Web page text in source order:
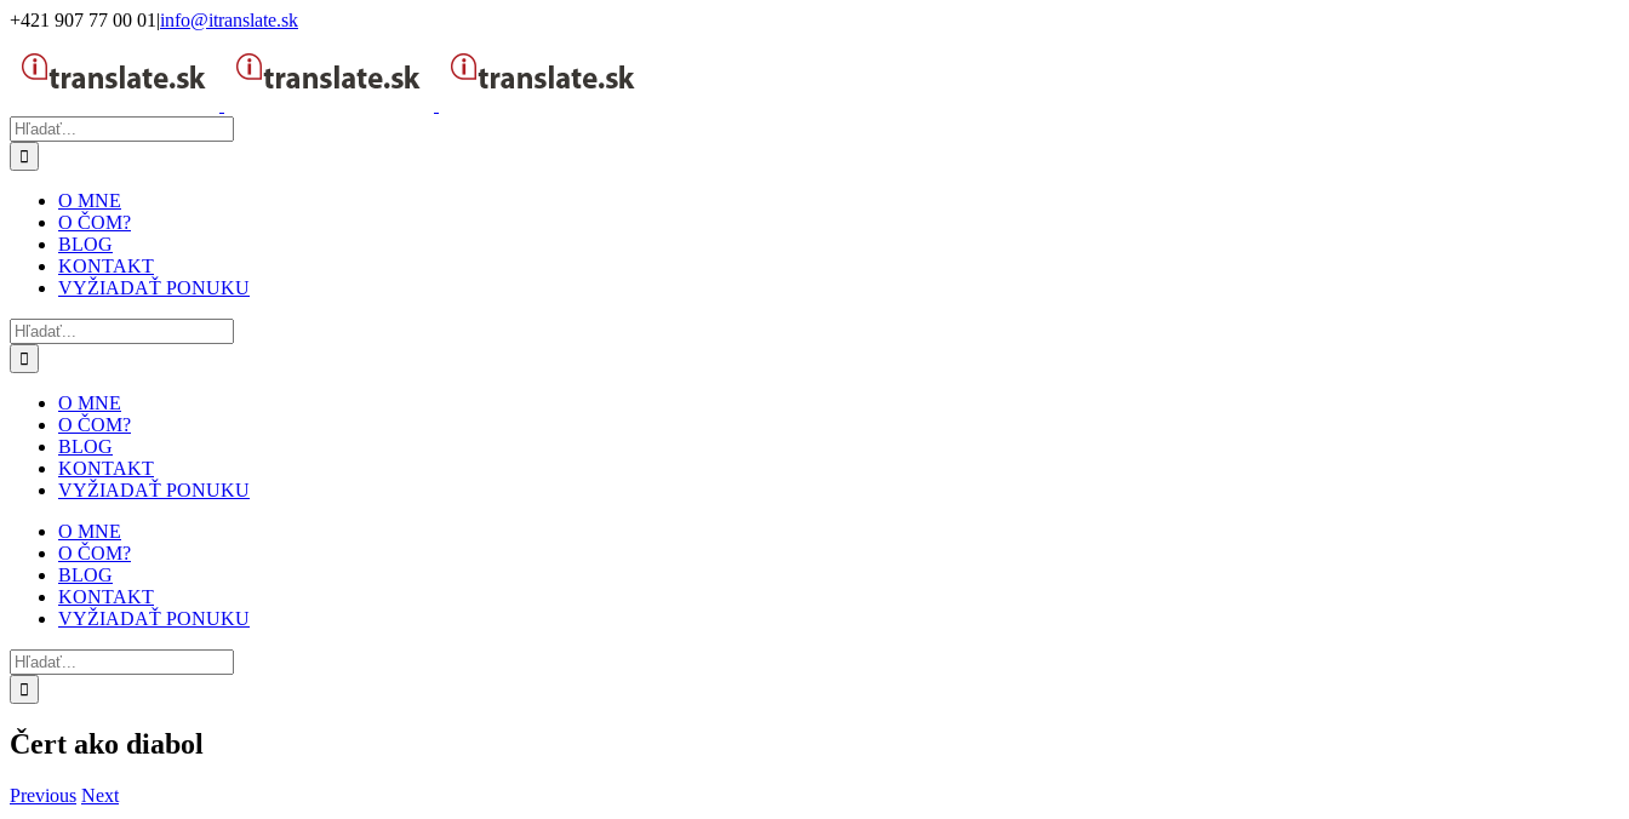
Skip
content
+421 907 77 00 01 |info@itranslate.sk
Hľadať:
O MNE
O ČOM?
BLOG
KONTAKT
VYŽIADAŤ PONUKU
Hľadať:
O MNE
O ČOM?
BLOG
KONTAKT
VYŽIADAŤ PONUKU
O MNE
O ČOM?
BLOG
KONTAKT
VYŽIADAŤ PONUKU
Hľadať:
Čert ako diabol
Previous Next